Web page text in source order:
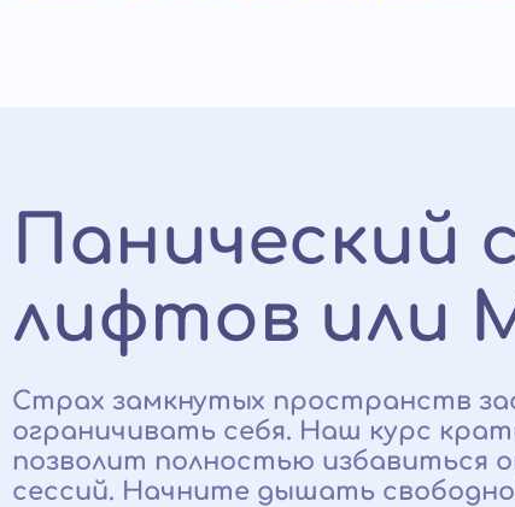
Панический
лифтов или
Страх замкнутых пространств
ограничивать себя. Наш курс
позволит полностью избавиться
сессий. Начните дышать